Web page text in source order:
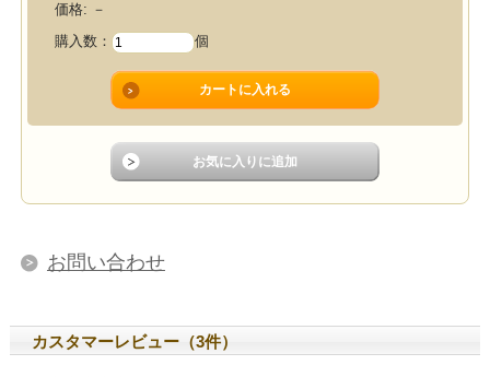
価格: －
購入数：
個
お問い合わせ
カスタマーレビュー（3件）